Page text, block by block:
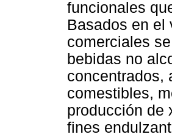
funcionales
Basados en el
comerciales
bebidas no
concentrados,
comestibles,
producción de
fines